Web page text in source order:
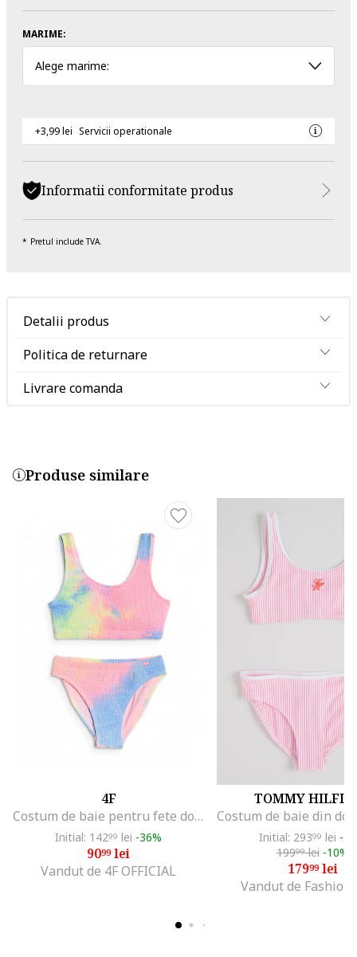
MARIME:
Alege marime:
+3,99 lei Servicii operationale
Informatii conformitate produs
Pretul include TVA.
Detalii produs
Politica de returnare
Livrare comanda
Produse similare
4F
Costum de baie pentru fete doua piese, multicolor, material elastic, uscare rapida
Initial: 14299 lei -36%
9099lei
Vandut de 4F OFFICIAL
TOMMY
Initial: 29399 lei -
19999lei -10%
17999lei
Vandut de Fashion